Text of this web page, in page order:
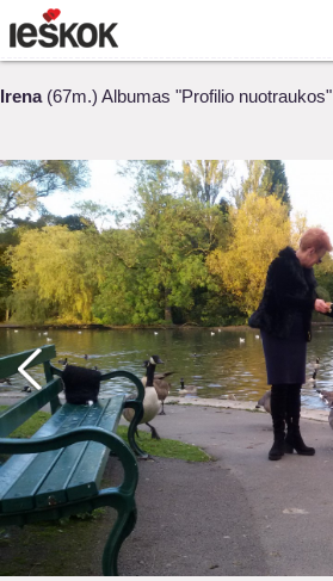
Irena(67m.) Albumas "Profilio nuotraukos"